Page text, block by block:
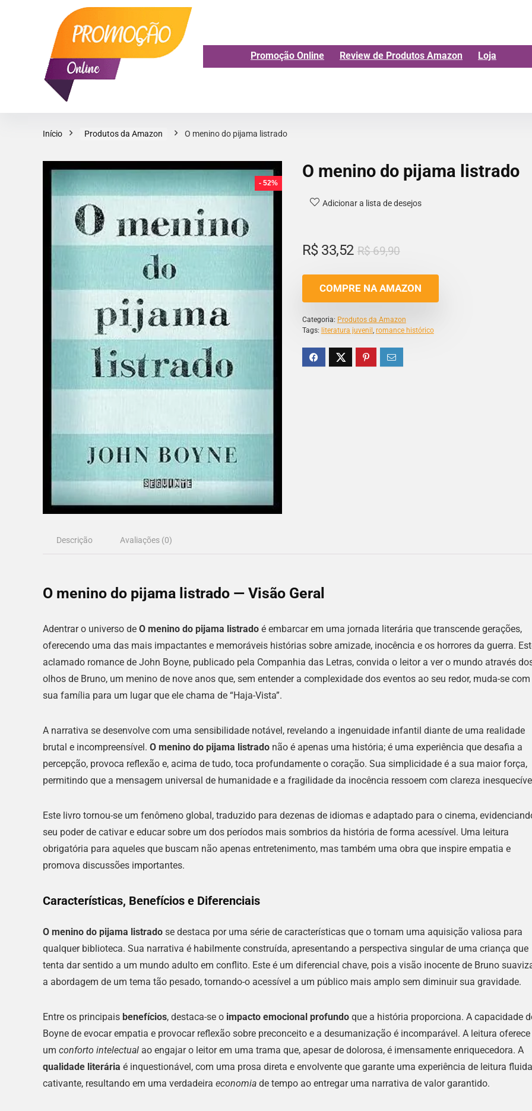
Promoção Online Review de Produtos Amazon Loja
Início Produtos da Amazon O menino do pijama listrado
- 52%
O menino do pijama listrado
Adicionar a lista de desejos
R$69,90
R$33,52
COMPRE NA AMAZON
Categoria: Produtos da Amazon
Tags: literatura juvenil , romance histórico
Descrição Avaliações (0)
O menino do pijama listrado — Visão Geral
Adentrar o universo de O menino do pijama listrado é embarcar em uma jornada literária que transcende gerações,
oferecendo uma das mais impactantes e memoráveis histórias sobre amizade, inocência e os horrores da guerra.
aclamado romance de John Boyne, publicado pela Companhia das Letras, convida o leitor a ver o mundo através
olhos de Bruno, um menino de nove anos que, sem entender a complexidade dos eventos ao seu redor, muda-se com
sua família para um lugar que ele chama de “Haja-Vista”.
A narrativa se desenvolve com uma sensibilidade notável, revelando a ingenuidade infantil diante de uma realidade
brutal e incompreensível. O menino do pijama listrado não é apenas uma história; é uma experiência que desafia a
percepção, provoca reflexão e, acima de tudo, toca profundamente o coração. Sua simplicidade é a sua maior força,
permitindo que a mensagem universal de humanidade e a fragilidade da inocência ressoem com clareza
Este livro tornou-se um fenômeno global, traduzido para dezenas de idiomas e adaptado para o cinema,
seu poder de cativar e educar sobre um dos períodos mais sombrios da história de forma acessível. Uma leitura
obrigatória para aqueles que buscam não apenas entretenimento, mas também uma obra que inspire empatia e
promova discussões importantes.
Características, Benefícios e Diferenciais
O menino do pijama listrado se destaca por uma série de características que o tornam uma aquisição valiosa para
qualquer biblioteca. Sua narrativa é habilmente construída, apresentando a perspectiva singular de uma criança que
tenta dar sentido a um mundo adulto em conflito. Este é um diferencial chave, pois a visão inocente de Bruno
a abordagem de um tema tão pesado, tornando-o acessível a um público mais amplo sem diminuir sua gravidade.
Entre os principais benefícios, destaca-se o impacto emocional profundo que a história proporciona. A capacidade
Boyne de evocar empatia e provocar reflexão sobre preconceito e a desumanização é incomparável. A leitura oferece
um conforto intelectual ao engajar o leitor em uma trama que, apesar de dolorosa, é imensamente enriquecedora. A
qualidade literária é inquestionável, com uma prosa direta e envolvente que garante uma experiência de leitura
cativante, resultando em uma verdadeira economia de tempo ao entregar uma narrativa de valor garantido.